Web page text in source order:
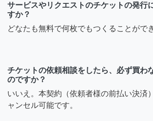
サービスやリクエストのチケットの発行
すか？
どなたも無料で何枚でもつくることがで
チケットの依頼相談をしたら、必ず買わ
のですか？
いいえ。本契約（依頼者様の前払い決済
ャンセル可能です。